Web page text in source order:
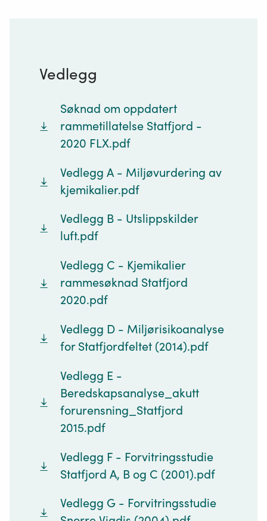
Vedlegg
Søknad om oppdatert
rammetillatelse Statfjord -
2020 FLX.pdf
Vedlegg A - Miljøvurdering av
kjemikalier.pdf
Vedlegg B - Utslippskilder
luft.pdf
Vedlegg C - Kjemikalier
rammesøknad Statfjord
2020.pdf
Vedlegg D - Miljørisikoanalyse
for Statfjordfeltet (2014).pdf
Vedlegg E -
Beredskapsanalyse_akutt
forurensning_Statfjord
2015.pdf
Vedlegg F - Forvitringsstudie
Statfjord A, B og C (2001).pdf
Vedlegg G - Forvitringsstudie